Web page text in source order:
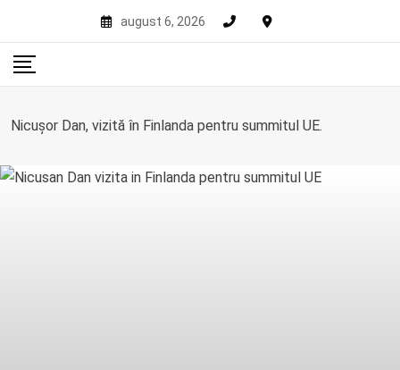
content
august 6, 2026
Nicușor Dan, vizită în Finlanda pentru summitul UE.